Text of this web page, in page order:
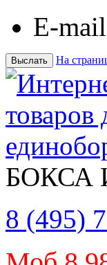
E-mail
На
БОКСА
8 (495)